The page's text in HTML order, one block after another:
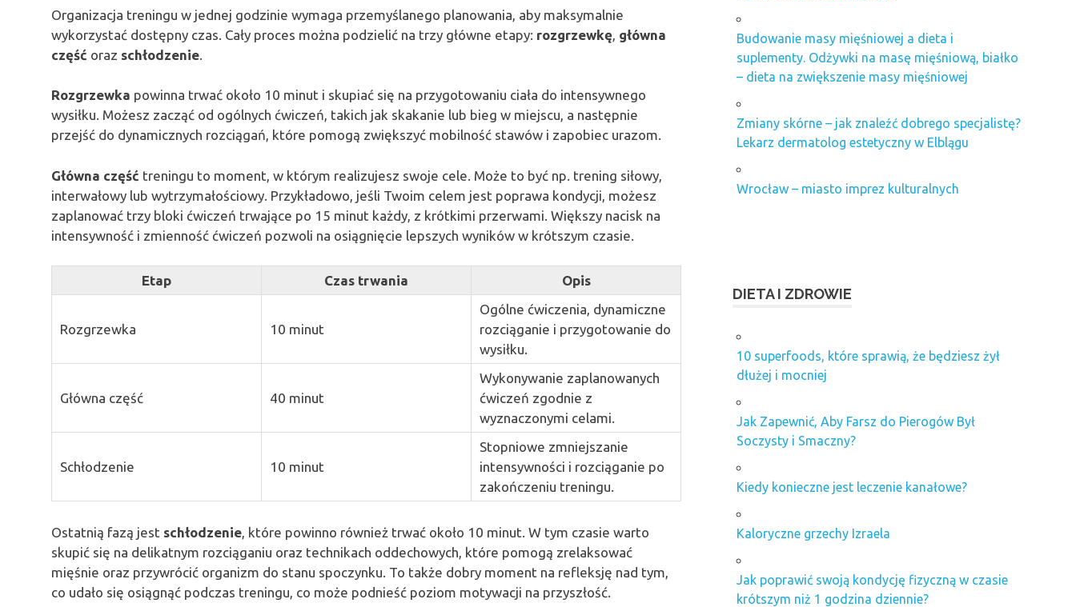
Organizacja treningu w jednej godzinie wymaga przemyślanego planowania, aby maksymalnie
wykorzystać dostępny czas. Cały proces można podzielić na trzy główne etapy: rozgrzewkę główna
część oraz schłodzenie
Rozgrzewka powinna trwać około 10 minut i skupiać się na przygotowaniu ciała do intensywnego
wysiłku. Możesz zacząć od ogólnych ćwiczeń, takich jak skakanie lub bieg w miejscu, a następnie
przejść do dynamicznych rozciągań, które pomogą zwiększyć mobilność stawów i zapobiec urazom.
Główna część treningu to moment, w którym realizujesz swoje cele. Może to być np. trening siłowy,
interwałowy lub wytrzymałościowy. Przykładowo, jeśli Twoim celem jest poprawa kondycji, możesz
zaplanować trzy bloki ćwiczeń trwające po 15 minut każdy, z krótkimi przerwami. Większy nacisk na
intensywność i zmienność ćwiczeń pozwoli na osiągnięcie lepszych wyników w krótszym czasie.
Etap Czas trwania Opis
Rozgrzewka 10 minut
Ogólne ćwiczenia, dynamiczne
rozciąganie i przygotowanie do
wysiłku.
Główna część 40 minut
Wykonywanie zaplanowanych
ćwiczeń zgodnie z
wyznaczonymi celami.
Schłodzenie 10 minut
Stopniowe zmniejszanie
intensywności i rozciąganie po
zakończeniu treningu.
Ostatnią fazą jest schłodzenie , które powinno również trwać około 10 minut. W tym czasie warto
skupić się na delikatnym rozciąganiu oraz technikach oddechowych, które pomogą zrelaksować
mięśnie oraz przywrócić organizm do stanu spoczynku. To także dobry moment na refleksję nad tym,
co udało się osiągnąć podczas treningu, co może podnieść poziom motywacji na przyszłość.
Budowanie masy mięśniowej a dieta i
suplementy. Odżywki na masę mięśniową, białko
– dieta na zwiększenie masy mięśniowej
Zmiany skórne – jak znaleźć dobrego specjalistę?
Lekarz dermatolog estetyczny w Elblągu
Wrocław – miasto imprez kulturalnych
DIETA I ZDROWIE
10 superfoods, które sprawią, że będziesz żył
dłużej i mocniej
Jak Zapewnić, Aby Farsz do Pierogów Był
Soczysty i Smaczny?
Kiedy konieczne jest leczenie kanałowe?
Kaloryczne grzechy Izraela
Jak poprawić swoją kondycję fizyczną w czasie
krótszym niż 1 godzina dziennie?